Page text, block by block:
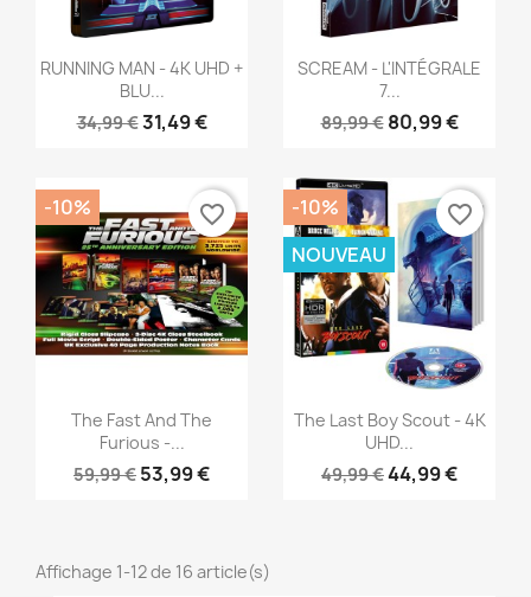
Aperçu rapide
RUNNING MAN - 4K UHD +
BLU...
34,99 €31,49 €
Aperçu rapide
SCREAM - L'INTÉGRALE
7...
89,99 € 80,99 €
Aperçu rapide
The Fast And The
Furious -...
59,99 € 53,99 €
-10% favorite_border
 Aperçu rapide
The Last Boy Scout - 4K
UHD...
49,99 €44,99 €
-10%
NOUVEAU
favorite_border
Affichage 1-12 de 16 article(s)